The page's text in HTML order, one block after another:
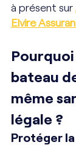
à présent sur
Elvire
bateau
même
légale ?
Protéger